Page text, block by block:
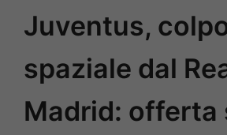
Juventus,
spaziale dal
Madrid: offerta